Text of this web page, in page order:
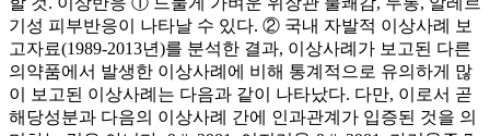
기성 피부반응이 나타날 수 있다. ② 국내 자발적 이상사례 보
고자료(1989-2013년)를 분석한 결과, 이상사례가 보고된 다른
의약품에서 발생한 이상사례에 비해 통계적으로 유의하게 많
이 보고된 이상사례는 다음과 같이 나타났다. 다만, 이로서 곧
해당성분과 다음의 이상사례 간에 인과관계가 입증된 것을 의